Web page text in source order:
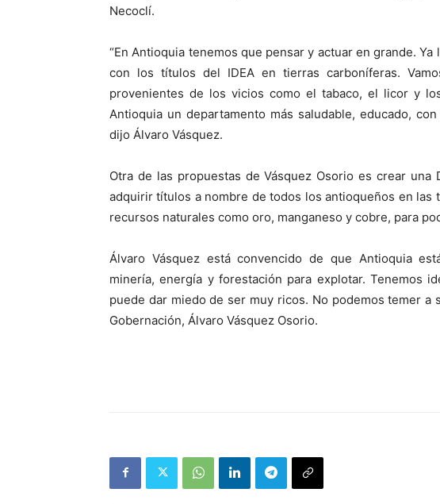
Necoclí.
“En Antioquia tenemos que pensar y actuar en grande.
con los títulos del IDEA en tierras carboníferas.
provenientes de los vicios como el tabaco, el licor y
Antioquia un departamento más saludable, educado,
dijo Álvaro Vásquez.
Otra de las propuestas de Vásquez Osorio es crear
adquirir títulos a nombre de todos los antioqueños en las
recursos naturales como oro, manganeso y cobre, para
Álvaro Vásquez está convencido de que Antioquia
minería, energía y forestación para explotar. Tenemos
puede dar miedo de ser muy ricos. No podemos temer a
Gobernación, Álvaro Vásquez Osorio.